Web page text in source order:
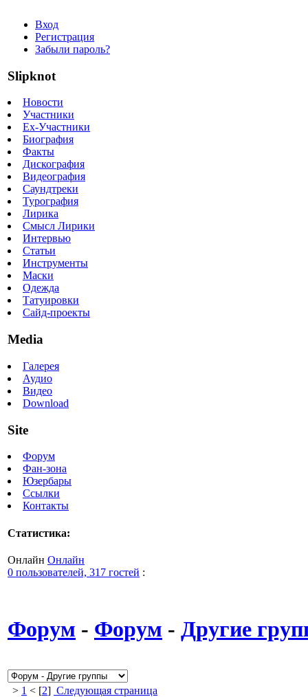
Вход
Регистрация
Забыли пароль?
Slipknot
Новости
Участники
Ex-Участники
Биография
Факты
Дискография
Видеография
Саундтреки
Турография
Лирика
Смысл Лирики
Интервью
Статьи
Инструменты
Маски
Одежда
Татуировки
Сайд-проекты
Media
Галерея
Аудио
Видео
Download
Site
Форум
Фан-зона
Юзербары
Ссылки
Контакты
Статистика:
Онлайн Онлайн
0 пользователей, 317 гостей :
Форум - Форум - Другие
> 1 < [2] Следующая страница